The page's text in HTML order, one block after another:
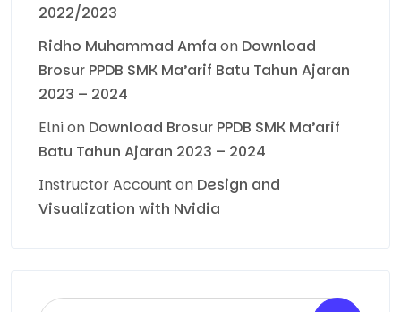
2022/2023
Ridho Muhammad Amfa on Download
Brosur PPDB SMK Ma’arif Batu Tahun Ajaran
2023 – 2024
Elnion Download Brosur PPDB SMK Ma’arif
Batu Tahun Ajaran 2023 – 2024
Instructor Accounton Design and
Visualization with Nvidia